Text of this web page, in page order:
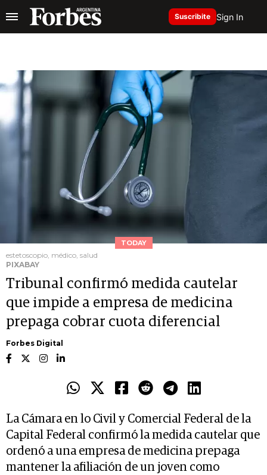
Suscribite Sign In
TODAY
estetoscopio, médico, salud
PIXABAY
Tribunal confirmó medida cautelar
que impide a empresa de medicina
prepaga cobrar cuota diferencial
Forbes Digital
La Cámara en lo Civil y Comercial Federal de la
Capital Federal confirmó la medida cautelar que
ordenó a una empresa de medicina prepaga
mantener la afiliación de un joven como